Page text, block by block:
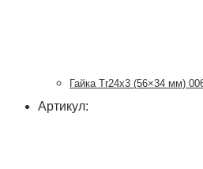
Гайка Tr24x3 (56×34 мм)
Артикул: